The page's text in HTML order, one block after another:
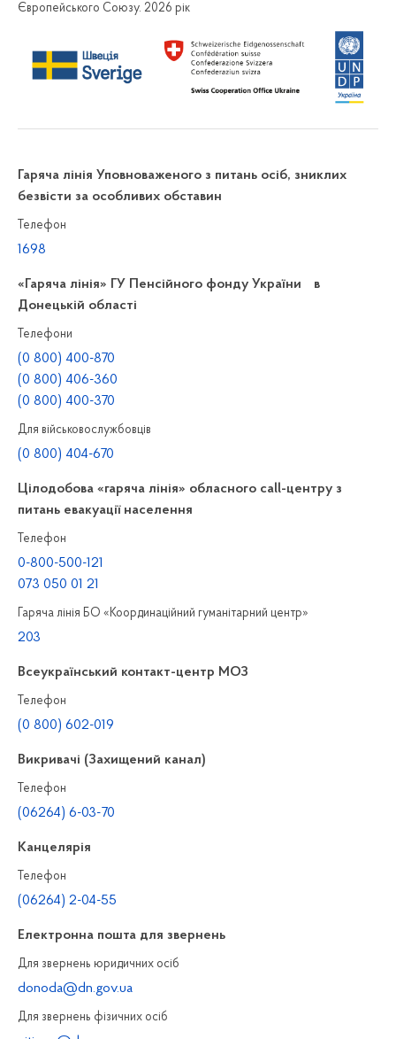
Європейського Союзу. 2026 рік
Гаряча лінія Уповноваженого з питань осіб, зниклих
безвісти за особливих обставин
Телефон
1698
«Гаряча лінія» ГУ Пенсійного фонду України в
Донецькій області
Телефони
(0 800) 400-870
(0 800) 406-360
(0 800) 400-370
Для військовослужбовців
(0 800) 404-670
Цілодобова «гаряча лінія» обласного call-центру з
питань евакуації населення
Телефон
0-800-500-121
073 050 01 21
Гаряча лінія БО «Координаційний гуманітарний центр»
203
Всеукраїнський контакт-центр МОЗ
Телефон
(0 800) 602-019
Викривачі (Захищений канал)
Телефон
(06264) 6-03-70
Канцелярiя
Телефон
(06264) 2-04-55
Електронна пошта для звернень
Для звернень юридичних осiб
donoda@dn.gov.ua
Для звернень фізичних осiб